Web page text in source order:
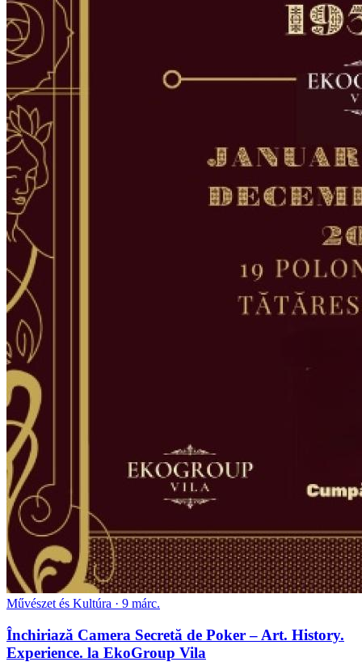
Művészet és Kultúra · 9 márc.
Închiriază Camera Secretă de Poker – Art. History.
Experience. la EkoGroup Vila